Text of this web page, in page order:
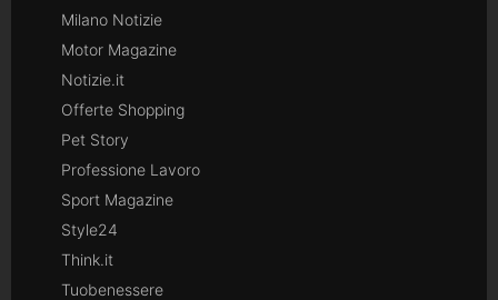
Milano Notizie
Motor Magazine
Notizie.it
Offerte Shopping
Pet Story
Professione Lavoro
Sport Magazine
Style24
Think.it
Tuobenessere